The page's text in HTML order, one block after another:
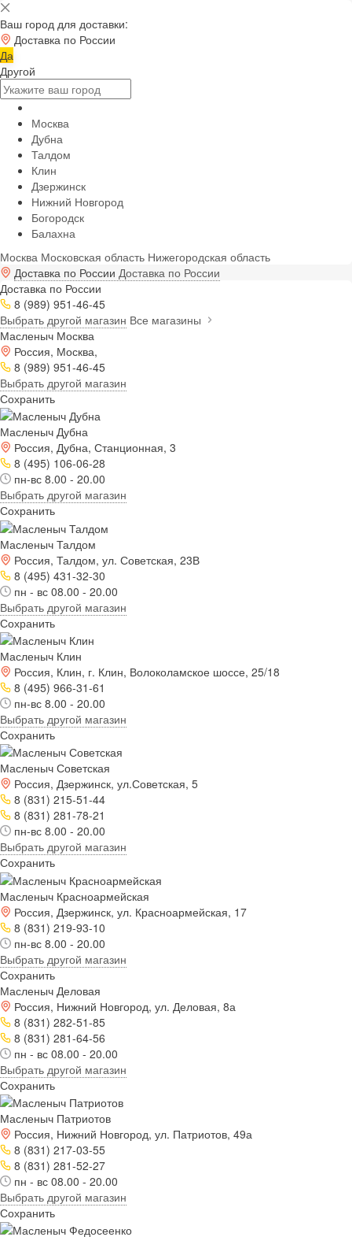
Ваш город для доставки:
Доставка по России
Да
Другой
Москва
Дубна
Талдом
Клин
Дзержинск
Нижний Новгород
Богородск
Балахна
Москва Московская область Нижегородская область
Доставка по России Доставка по России
Доставка по России
8 (989) 951-46-45
Выбрать другой магазин Все магазины
Масленыч Москва
Россия, Москва,
8 (989) 951-46-45
Выбрать другой магазин
Сохранить
Масленыч Дубна
Россия, Дубна, Станционная, 3
8 (495) 106-06-28
пн-вс 8.00 - 20.00
Выбрать другой магазин
Сохранить
Масленыч Талдом
Россия, Талдом, ул. Советская, 23В
8 (495) 431-32-30
пн - вс 08.00 - 20.00
Выбрать другой магазин
Сохранить
Масленыч Клин
Россия, Клин, г. Клин, Волоколамское шоссе, 25/18
8 (495) 966-31-61
пн-вс 8.00 - 20.00
Выбрать другой магазин
Сохранить
Масленыч Советская
Россия, Дзержинск, ул.Советская, 5
8 (831) 215-51-44
8 (831) 281-78-21
пн-вс 8.00 - 20.00
Выбрать другой магазин
Сохранить
Масленыч Красноармейская
Россия, Дзержинск, ул. Красноармейская, 17
8 (831) 219-93-10
пн-вс 8.00 - 20.00
Выбрать другой магазин
Сохранить
Масленыч Деловая
Россия, Нижний Новгород, ул. Деловая, 8а
8 (831) 282-51-85
8 (831) 281-64-56
пн - вс 08.00 - 20.00
Выбрать другой магазин
Сохранить
Масленыч Патриотов
Россия, Нижний Новгород, ул. Патриотов, 49а
8 (831) 217-03-55
8 (831) 281-52-27
пн - вс 08.00 - 20.00
Выбрать другой магазин
Сохранить